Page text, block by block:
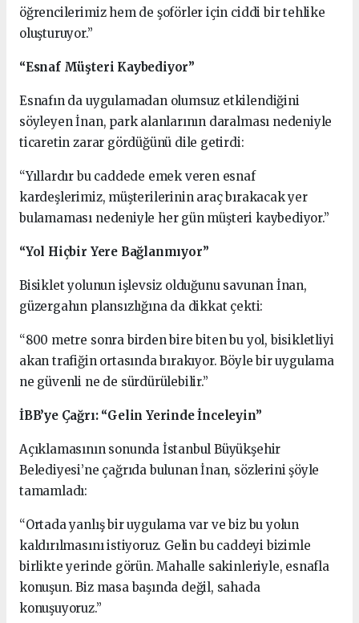
öğrencilerimiz hem de şoförler için ciddi bir tehlike
oluşturuyor.”
“Esnaf Müşteri Kaybediyor”
Esnafın da uygulamadan olumsuz etkilendiğini
söyleyen İnan, park alanlarının daralması nedeniyle
ticaretin zarar gördüğünü dile getirdi:
“Yıllardır bu caddede emek veren esnaf
kardeşlerimiz, müşterilerinin araç bırakacak yer
bulamaması nedeniyle her gün müşteri kaybediyor.”
“Yol Hiçbir Yere Bağlanmıyor”
Bisiklet yolunun işlevsiz olduğunu savunan İnan,
güzergahın plansızlığına da dikkat çekti:
“800 metre sonra birden bire biten bu yol, bisikletliyi
akan trafiğin ortasında bırakıyor. Böyle bir uygulama
ne güvenli ne de sürdürülebilir.”
İBB’ye Çağrı: “Gelin Yerinde İnceleyin”
Açıklamasının sonunda İstanbul Büyükşehir
Belediyesi’ne çağrıda bulunan İnan, sözlerini şöyle
tamamladı:
“Ortada yanlış bir uygulama var ve biz bu yolun
kaldırılmasını istiyoruz. Gelin bu caddeyi bizimle
birlikte yerinde görün. Mahalle sakinleriyle, esnafla
konuşun. Biz masa başında değil, sahada
konuşuyoruz.”